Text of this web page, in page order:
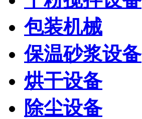
包装机械
保温砂浆设备
烘干设备
除尘设备